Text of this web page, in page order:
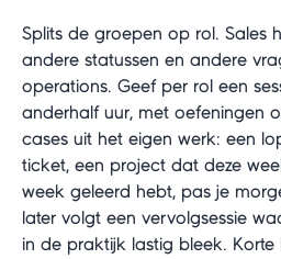
Splits de groepen op rol. Sales
andere statussen en andere
operations. Geef per rol een
anderhalf uur, met oefeningen
cases uit het eigen werk: een
ticket, een project dat deze
week geleerd hebt, pas je
later volgt een vervolgsessie
in de praktijk lastig bleek. Korte